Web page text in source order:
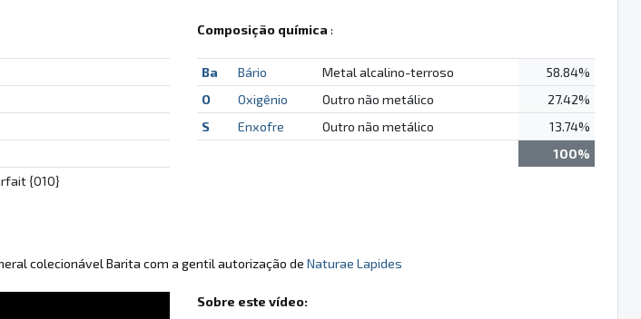
{010}
Composição química :
Ba Bário Metal alcalino-terroso
58.84%
O
Oxigênio Outro não metálico
27.42%
S
Enxofre Outro não metálico
13.74%
100%
colecionável Barita com a gentil autorização de Naturae Lapides
Sobre este vídeo: